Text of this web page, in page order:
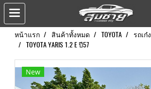
หน้าแรก สินค้าทั้งหมด TOYOTA
รถเก๋ง
TOYOTA YARIS 1.2 E ปี57
New